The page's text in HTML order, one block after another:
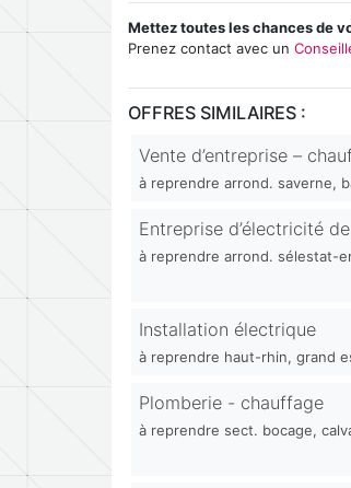
Mettez toutes les chances de
Prenez contact avec un
OFFRES SIMILAIRES :
Vente d’entreprise –
à reprendre arrond. saverne,
Entreprise d’électricité
à reprendre arrond. sélestat-
Installation électrique
à reprendre haut-rhin, grand
Plomberie - chauffage
à reprendre sect. bocage,